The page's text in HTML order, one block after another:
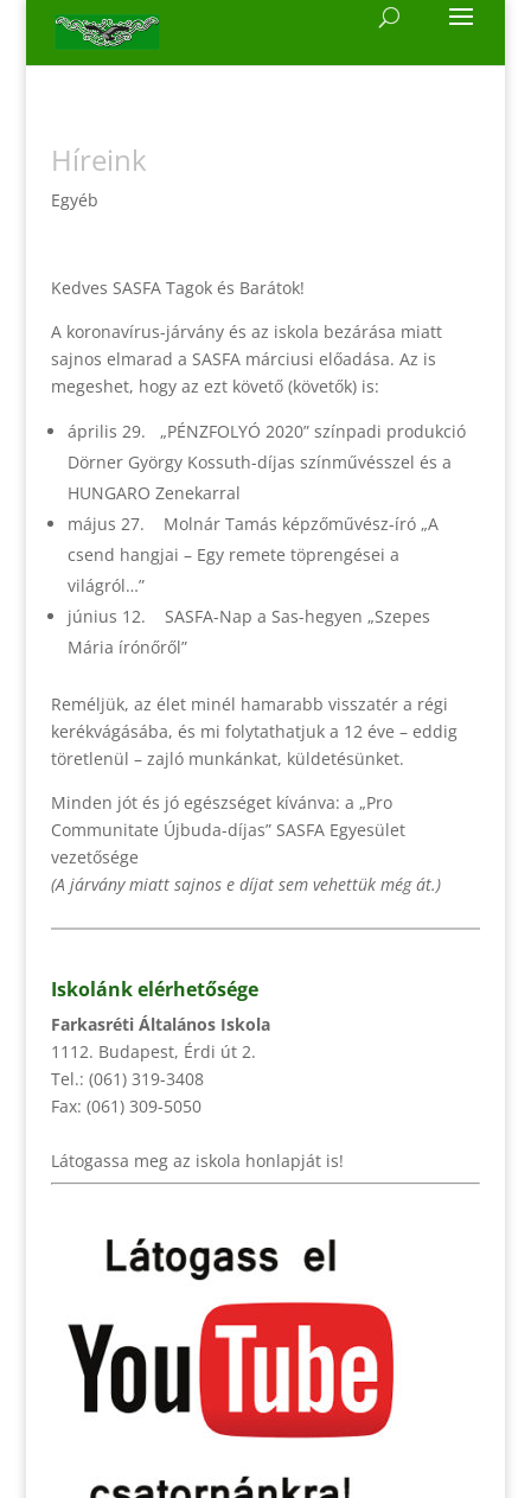
Híreink
Egyéb
Kedves SASFA Tagok és Barátok!
A koronavírus-járvány és az iskola bezárása miatt
sajnos elmarad a SASFA márciusi előadása. Az is
megeshet, hogy az ezt követő (követők) is:
április 29. „PÉNZFOLYÓ 2020” színpadi produkció
Dörner György Kossuth-díjas színművésszel és a
HUNGARO Zenekarral
május 27. Molnár Tamás képzőművész-író „A
csend hangjai – Egy remete töprengései a
világról…”
június 12. SASFA-Nap a Sas-hegyen „Szepes
Mária írónőről”
Reméljük, az élet minél hamarabb visszatér a régi
kerékvágásába, és mi folytathatjuk a 12 éve – eddig
töretlenül – zajló munkánkat, küldetésünket.
Minden jót és jó egészséget kívánva: a „Pro
Communitate Újbuda-díjas” SASFA Egyesület
vezetősége
(A járvány miatt sajnos e díjat sem vehettük még át.)
Iskolánk elérhetősége
Farkasréti Általános Iskola
1112. Budapest, Érdi út 2.
Tel.: (061) 319-3408
Fax: (061) 309-5050
Látogassa meg az iskola honlapját is!